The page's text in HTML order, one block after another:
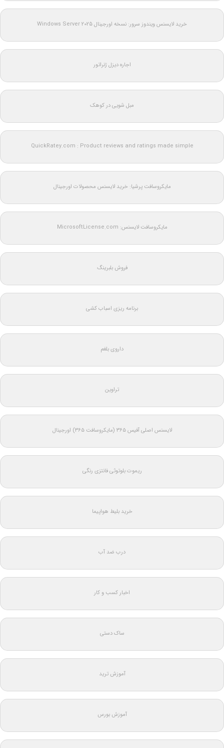
خرید لایسنس ویندوز سرور: نسخه اورجینال Windows Server 2025
اجاره دیزل ژنراتور
مبل شویی در کوهک
QuickRatey.com : Product reviews and ratings made simple
مایکروسافت پرشیا: خرید لایسنس محصولات اورجینال
مایکروسافت لایسنس: MicrosoftLicense.com
فروش بلبرینگ
برنامه ریزی اسباب کشی
داروی بلغم
تراوین
لایسنس اصلی آفیس ۳۶۵ (مایکروسافت ۳۶۵) اورجینال
ریموت بلوتوثی فانتزی رنگی
خرید بلیط هواپیما
درب ضد آب
اخبار کسب و کار
ساک دستی
آموزش ترید
آموزش بورس